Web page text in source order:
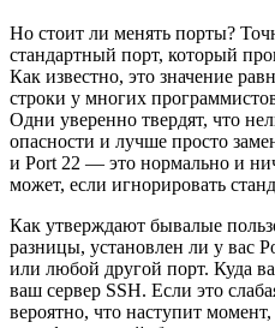
Но стоит ли менять порты?
стандартный порт, который
Как известно, это значение
строки у многих
Одни уверенно твердят, что
опасности и лучше просто
и Port 22 — это нормально и
может, если игнорировать
Как утверждают бывалые
разницы, установлен ли у вас
или любой другой порт. Куда
ваш сервер SSH. Если это
вероятно, что наступит момент,